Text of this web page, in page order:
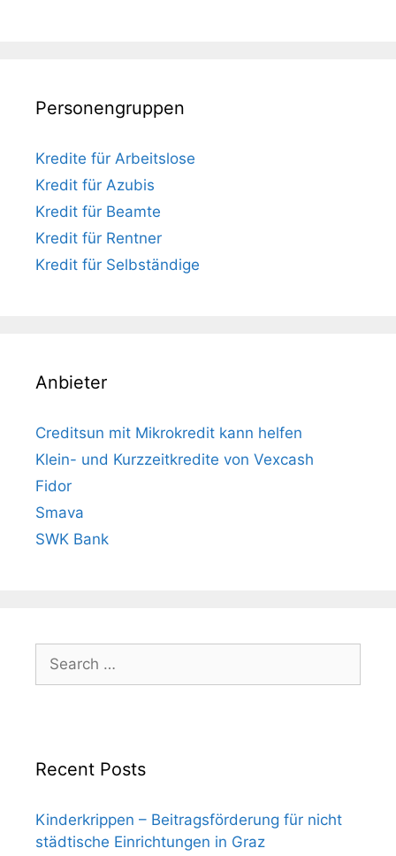
Personengruppen
Kredite für Arbeitslose
Kredit für Azubis
Kredit für Beamte
Kredit für Rentner
Kredit für Selbständige
Anbieter
Creditsun mit Mikrokredit kann helfen
Klein- und Kurzzeitkredite von Vexcash
Fidor
Smava
SWK Bank
for:
Recent Posts
Kinderkrippen – Beitragsförderung für nicht
städtische Einrichtungen in Graz